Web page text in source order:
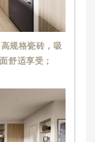
规格瓷砖，吸
舒适享受；